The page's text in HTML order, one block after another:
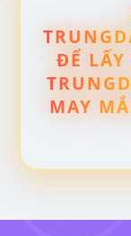
ĐỂ
MAY